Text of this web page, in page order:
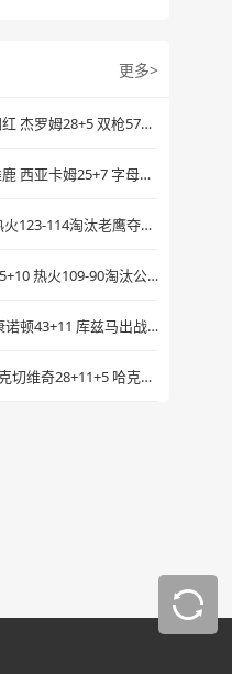
源站播放
源站播放
更多>
骑士121-100轻取热火迎开门红 杰罗姆28+5 双枪57分 阿德巴约24+9
步行者6人上双117-98击退雄鹿 西亚卡姆25+7 字母哥36+12
特雷-杨29+5+11 希罗30+7 热火123-114淘汰老鹰夺下第8
希罗38+5 维金斯20+9 吉迪25+10 热火109-90淘汰公牛
雄鹿加时140-133击败活塞 康诺顿43+11 库兹马出战一节22分
卡林顿绝杀助奇才灭热火 武克切维奇28+11+5 哈克斯41+10+7